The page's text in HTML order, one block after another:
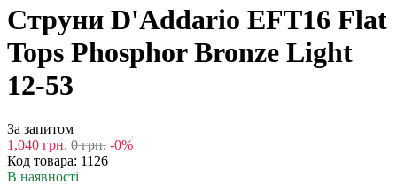
Струни D'Addario EFT16 Flat
Tops Phosphor Bronze Light
12-53
За запитом
1,040 грн. 0 грн. -0%
Код товара: 1126
В наявності